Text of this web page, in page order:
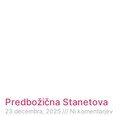
Predbožična Stanetova
23 decembra, 2025 Ni komentarjev